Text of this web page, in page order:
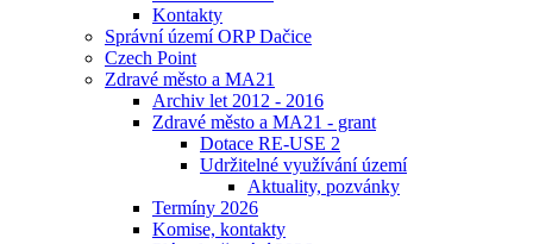
Kontakty
Správní území ORP Dačice
Czech Point
Zdravé město a MA21
Archiv let 2012 - 2016
Zdravé město a MA21 - grant
Dotace RE-USE 2
Udržitelné využívání území
Aktuality, pozvánky
Termíny 2026
Komise, kontakty